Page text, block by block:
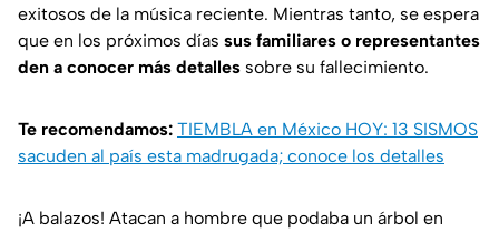
exitosos de la música reciente. Mientras tanto, se espera
que en los próximos días sus familiares o representantes
den a conocer más detalles sobre su fallecimiento.
Te recomendamos: TIEMBLA en México HOY: 13 SISMOS
sacuden al país esta madrugada; conoce los detalles
¡A balazos! Atacan a hombre que podaba un árbol en